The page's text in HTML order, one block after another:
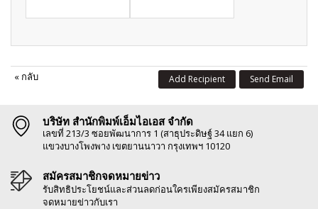
« กลับ Send Email
Add Recipient
บริษัท สำนักพิมพ์เอ็มไอเอส จำกัด
เลขที่ 213/3 ซอยพัฒนาการ 1 (สาธุประดิษฐ์ 34 แยก 6)
แขวงบางโพงพาง เขตยานนาวา กรุงเทพฯ 10120
สมัครสมาชิกจดหมายข่าว
รับสิทธิประโยชน์และส่วนลดก่อนใครเพียงสมัครสมาชิก
จดหมายข่าวกับเรา